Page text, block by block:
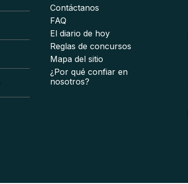
Contáctanos
FAQ
El diario de hoy
Reglas de concursos
Mapa del sitio
¿Por qué confiar en
nosotros?